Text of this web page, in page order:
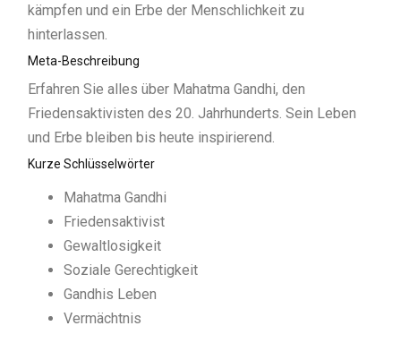
kämpfen und ein Erbe der Menschlichkeit zu
hinterlassen.
Meta-Beschreibung
Erfahren Sie alles über Mahatma Gandhi, den
Friedensaktivisten des 20. Jahrhunderts. Sein Leben
und Erbe bleiben bis heute inspirierend.
Kurze Schlüsselwörter
Mahatma Gandhi
Friedensaktivist
Gewaltlosigkeit
Soziale Gerechtigkeit
Gandhis Leben
Vermächtnis